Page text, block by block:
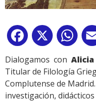
Facebook
X
Dialogamos con Alicia
Titular de Filología
Complutense de
investigación,